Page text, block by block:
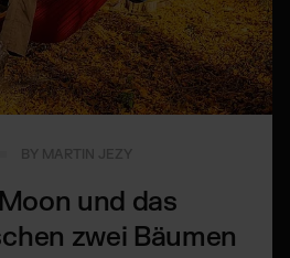
und das
zwei Bäumen